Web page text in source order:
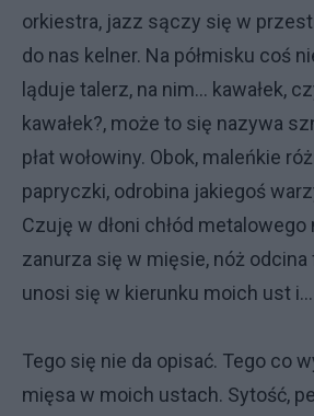
orkiestra, jazz sączy się w
do nas kelner. Na półmisku coś
ląduje talerz, na nim… kawałek,
kawałek?, może to się nazywa
płat wołowiny. Obok, maleńkie
papryczki, odrobina jakiegoś
Czuję w dłoni chłód metalowego
zanurza się w mięsie, nóż
unosi się w kierunku moich ust i…
Tego się nie da opisać. Tego co
mięsa w moich ustach. Sytość,